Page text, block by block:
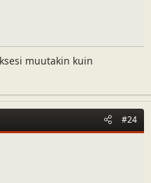
muutakin kuin
#24